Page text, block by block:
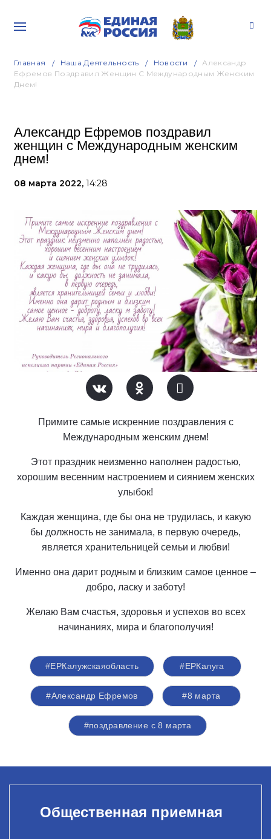
Главная Наша Деятельность Новости
Александр
Ефремов Поздравил Женщин С Международным Женским
Днем!
Александр Ефремов поздравил
женщин с Международным женским
днем!
08 марта 2022, 14:28
Примите самые искренние поздравления с
Международным женским днем!
Этот праздник неизменно наполнен радостью,
хорошим весенним настроением и сиянием женских
улыбок!
Каждая женщина, где бы она не трудилась, и какую
бы должность не занимала, в первую очередь,
является хранительницей семьи и любви!
Именно она дарит родным и близким самое ценное –
добро, ласку и заботу!
Желаю Вам счастья, здоровья и успехов во всех
начинаниях, мира и благополучия!
#ЕРКалужскаяобласть #ЕРКалуга
#Александр Ефремов #8 марта
#поздравление с 8 марта
Общественная приемная